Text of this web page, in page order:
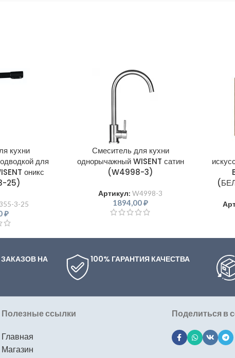
кухни
для
оникс
25)
3-25
₽
Смеситель для кухни
однорычажный WISENT сатин
(W4998-3)
Артикул:W4998-3
1894,00₽
НА
100% ГАРАНТИЯ КАЧЕСТВА
Полезные ссылки
Главная
Магазин
Поделиться в